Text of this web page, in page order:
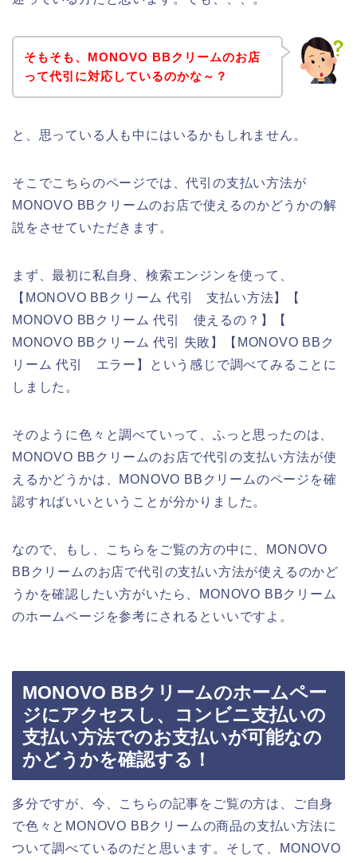
そもそも、MONOVO BBクリームのお店
って代引に対応しているのかな～？
と、思っている人も中にはいるかもしれません。
そこでこちらのページでは、代引の支払い方法が
MONOVO BBクリームのお店で使えるのかどうかの解
説をさせていただきます。
まず、最初に私自身、検索エンジンを使って、
【MONOVO BBクリーム 代引 支払い方法】【
MONOVO BBクリーム 代引 使えるの？】【
MONOVO BBクリーム 代引 失敗】【MONOVO BBク
リーム 代引 エラー】という感じで調べてみることに
しました。
そのように色々と調べていって、ふっと思ったのは、
MONOVO BBクリームのお店で代引の支払い方法が使
えるかどうかは、MONOVO BBクリームのページを確
認すればいいということが分かりました。
なので、もし、こちらをご覧の方の中に、MONOVO
BBクリームのお店で代引の支払い方法が使えるのかど
うかを確認したい方がいたら、MONOVO BBクリーム
のホームページを参考にされるといいですよ。
MONOVO BBクリームのホームペー
ジにアクセスし、コンビニ支払いの
支払い方法でのお支払いが可能なの
かどうかを確認する！
多分ですが、今、こちらの記事をご覧の方は、ご自身
で色々とMONOVO BBクリームの商品の支払い方法に
ついて調べているのだと思います。そして、MONOVO